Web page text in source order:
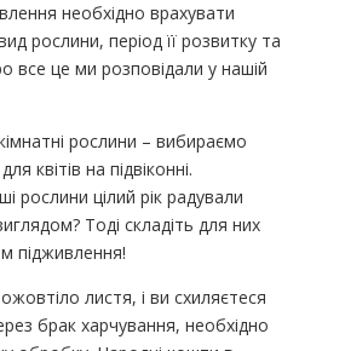
необхідно врахувати
рослини, період її розвитку та
все це ми розповідали у нашій
рослини – вибираємо
квітів на підвіконні.
рослини цілий рік радували
Тоді складіть для них
підживлення!
листя, і ви схиляєтеся
брак харчування, необхідно